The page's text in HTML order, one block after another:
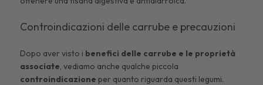
Controindicazioni delle carrube e precauzioni
Dopo aver visto i benefici delle carrube e le proprietà
associate, vediamo anche qualche piccola
controindicazioneper quanto riguarda questi legumi.